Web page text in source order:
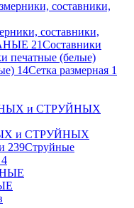
составники,
21Составники
печатные (белые)
14Сетка размерная 1
и СТРУЙНЫХ
239Струйные
4